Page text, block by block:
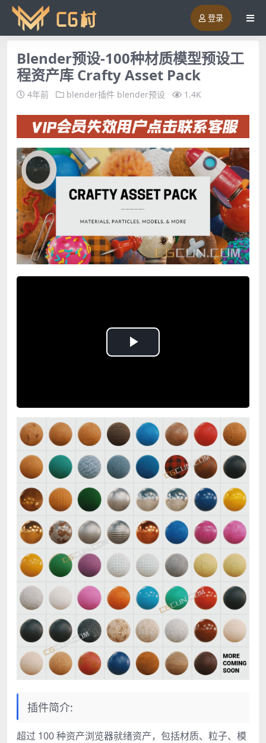
登录
Blender预设-100种材质模型预设工
程资产库 Crafty Asset Pack
4年前 blender插件 blender预设 1.4K
Play
插件简介:
超过 100 种资产浏览器就绪资产，包括材质、粒子、模